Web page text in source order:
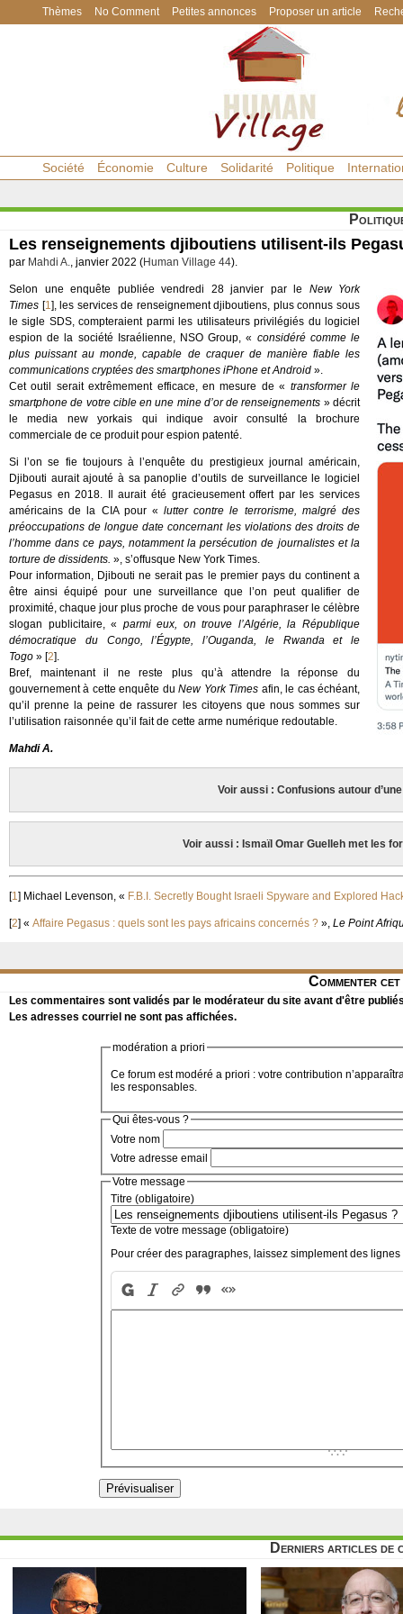
Thèmes No Comment Petites annonces Proposer un article
Société Économie Culture Solidarité Politique
Les renseignements djiboutiens utilisent-ils
par Mahdi A., janvier 2022 (Human Village 44).
Selon une enquête publiée vendredi 28 janvier par le New York
Times [1], les services de renseignement djiboutiens, plus connus sous
le sigle SDS, compteraient parmi les utilisateurs privilégiés du logiciel
espion de la société Israélienne, NSO Group, « considéré comme le
plus puissant au monde, capable de craquer de manière fiable les
communications cryptées des smartphones iPhone et Android ».
Cet outil serait extrêmement efficace, en mesure de « transformer le
smartphone de votre cible en une mine d’or de renseignements » décrit
le media new yorkais qui indique avoir consulté la brochure
commerciale de ce produit pour espion patenté.
Si l’on se fie toujours à l’enquête du prestigieux journal américain,
Djibouti aurait ajouté à sa panoplie d’outils de surveillance le logiciel
Pegasus en 2018. Il aurait été gracieusement offert par les services
américains de la CIA pour «lutter contre le terrorisme, malgré des
préoccupations de longue date concernant les violations des droits de
l’homme dans ce pays, notamment la persécution de journalistes et la
torture de dissidents. », s’offusque New York Times.
Pour information, Djibouti ne serait pas le premier pays du continent a
être ainsi équipé pour une surveillance que l’on peut qualifier de
proximité, chaque jour plus proche de vous pour paraphraser le célèbre
slogan publicitaire, « parmi eux, on trouve l’Algérie, la République
démocratique du Congo, l’Égypte, l’Ouganda, le Rwanda et le
Togo » [2].
Bref, maintenant il ne reste plus qu’à attendre la réponse du
gouvernement à cette enquête duNew York Times afin, le cas échéant,
qu’il prenne la peine de rassurer les citoyens que nous sommes sur
l’utilisation raisonnée qu’il fait de cette arme numérique redoutable.
Mahdi A.
Voir aussi : Confusions autour
Voir aussi : Ismaïl Omar Guelleh met les
[1] Michael Levenson, « F.B.I. Secretly Bought Israeli Spyware and Explored
[2] « Affaire Pegasus : quels sont les pays africains concernés ? », Le Point
Commenter
Les commentaires sont validés par le modérateur du site avant d'être
Les adresses courriel ne sont pas affichées.
modération a priori
Ce forum est modéré a priori : votre contribution
les responsables.
Qui êtes-vous ?
Votre nom
Votre adresse email
Votre message
Titre (obligatoire)
Texte de votre message (obligatoire)
Pour créer des paragraphes, laissez simplement des lignes
Derniers articles de